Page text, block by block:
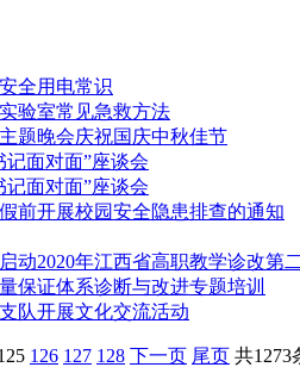
全用电常识
验室常见急救方法
题晚会庆祝国庆中秋佳节
记面对面”座谈会
记面对面”座谈会
前开展校园安全隐患排查的通知
2020年江西省高职教学诊改第
保证体系诊断与改进专题培训
队开展文化交流活动
126 127 128 下一页 尾页 共1273